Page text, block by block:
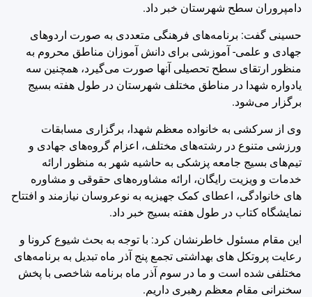
دامپروران سطح شهرستان خبر داد.
حسینی گفت: برنامه‌های فرهنگی متعددی به صورت اردوهای
جهادی و علمی- آموزشی برای دانش آموزان مناطق محروم به
منظور ارتقای سطح تحصیلی آنها صورت می‌گیرد، همچنین سه
یادواره شهدا در مناطق مختلف شهرستان در طول هفته بسیج
برگزار می‌شود.
وی از سرکشی به خانواده معظم شهدا، برگزاری مسابقات
ورزشی متنوع در رشته‌های مختلف، اعزام گروه‌های جهادی و
تیم‌های بسیج جامعه پزشکی به حاشیه شهر به منظور ارائه
خدمات و ویزیت رایگان، ارائه مشاوره‌های حقوقی و مشاوره
های خانوادگی، اعطای کمک جهیزیه به نوعروسان نیازمند و افتتاح
نمایشگاه کتاب در طول هفته بسیج خبر داد.
این مقام مسئول خاطرنشان کرد: با توجه به بحث شیوع کرونا و
رعایت پروتکل های بهداشتی تجمع پنج آذر ماه تبدیل به برنامه‌های
مختلفی شده است و ما در سوم آذر ماه برنامه شاخصی با پخش
سخنرانی مقام معظم رهبری داریم.